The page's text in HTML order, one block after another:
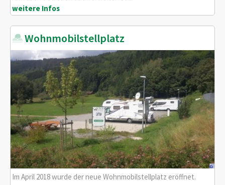
weitere Infos
Wohnmobilstellplatz
Im April 2018 wurde der neue Wohnmobilstellplatz eröffnet.